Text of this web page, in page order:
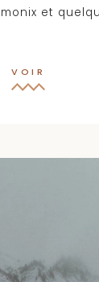
et
VOIR